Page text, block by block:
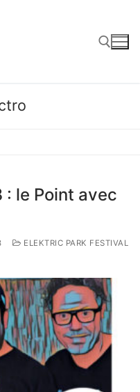
: le Point avec
ELEKTRIC PARK FESTIVAL